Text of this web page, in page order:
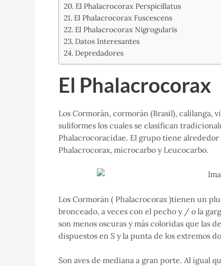
El Phalacrocorax Perspicillatus
El Phalacrocorax Fuscescens
El Phalacrocorax Nigrogularis
Datos Interesantes
Depredadores
El Phalacrocorax
Los Cormorán, cormorán (Brasil), calilanga,
suliformes los cuales se clasifican
Phalacrocoracidae. El grupo tiene
Phalacrocorax, microcarbo y Leucocarbo.
Los Cormorán ( Phalacrocorax )tienen un
bronceado, a veces con el pecho y / o la
son menos oscuras y más coloridas que las
dispuestos en S y la punta de los extremos
Son aves de mediana a gran porte. Al igual